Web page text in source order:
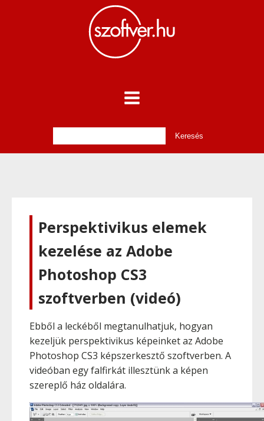
Perspektivikus elemek
kezelése az Adobe
Photoshop CS3
szoftverben (videó)
Ebből a leckéből megtanulhatjuk, hogyan
kezeljük perspektivikus képeinket az Adobe
Photoshop CS3 képszerkesztő szoftverben. A
videóban egy falfirkát illesztünk a képen
szereplő ház oldalára.